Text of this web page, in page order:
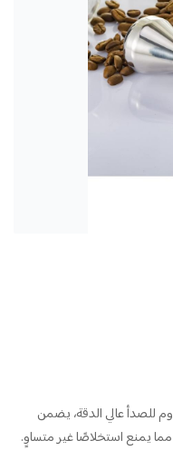
للصدأ عالي الدقة، يضمن
يمنع استخلاصًا غير متساوٍ.